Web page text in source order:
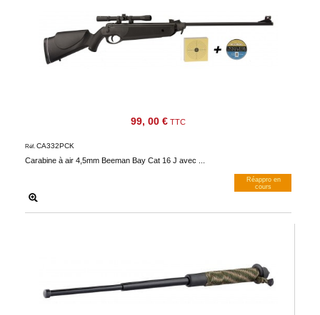
99, 00 € TTC
Carabine à air 4,5mm Beeman Bay Cat 16 J avec ...
Réf. CA332PCK
Réappro en
cours